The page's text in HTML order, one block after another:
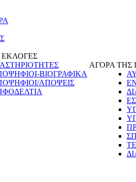
ΒΙΟΓΡΑΦΙΚΑ
ΑΠΟΨΕΙΣ
ΑΓΟΡΑ ΤΗΣ